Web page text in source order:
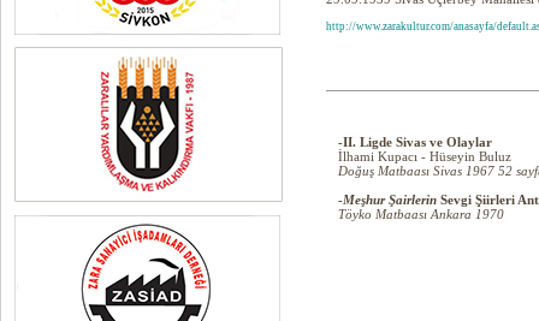
http://www.zarakultur.com/anasayfa/
-II. Ligde Sivas ve Olaylar
İlhami Kupacı - Hüseyin Buluz
Doğuş Matbaası Sivas 1967 52
-Meşhur Şairlerin Sevgi Şiirleri
Töyko Matbaası Ankara 1970